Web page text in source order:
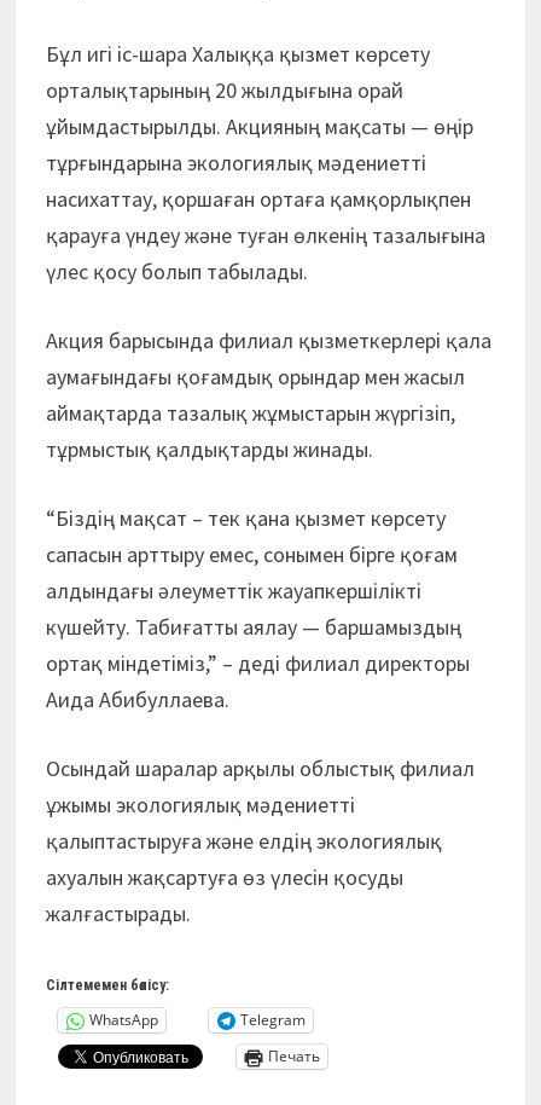
Бұл игі іс-шара Халыққа қызмет көрсету
орталықтарының 20 жылдығына орай
ұйымдастырылды. Акцияның мақсаты — өңір
тұрғындарына экологиялық мәдениетті
насихаттау, қоршаған ортаға қамқорлықпен
қарауға үндеу және туған өлкенің тазалығына
үлес қосу болып табылады.
Акция барысында филиал қызметкерлері қала
аумағындағы қоғамдық орындар мен жасыл
аймақтарда тазалық жұмыстарын жүргізіп,
тұрмыстық қалдықтарды жинады.
“Біздің мақсат – тек қана қызмет көрсету
сапасын арттыру емес, сонымен бірге қоғам
алдындағы әлеуметтік жауапкершілікті
күшейту. Табиғатты аялау — баршамыздың
ортақ міндетіміз,” – деді филиал директоры
Аида Абибуллаева.
Осындай шаралар арқылы облыстық филиал
ұжымы экологиялық мәдениетті
қалыптастыруға және елдің экологиялық
ахуалын жақсартуға өз үлесін қосуды
жалғастырады.
Сілтемемен бөлісу:
WhatsApp
Telegram
Печать